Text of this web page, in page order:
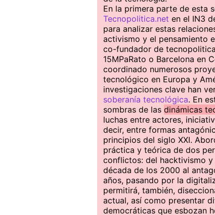
En la primera parte de esta
Tecnopolitica.net en el IN3
para analizar estas
activismo y el pensamiento
co-fundador de
15MPaRato o Barcelona en
coordinado numerosos
tecnológico en Europa y
investigaciones clave han
soberanía tecnológica. En
sombras de las dinámicas
luchas entre actores,
decir, entre formas
principios del siglo XXI.
práctica y teórica de dos
conflictos: del hacktivismo
década de los 2000 al
años, pasando por la
permitirá, también,
actual, así como presentar
democráticas que esbozan